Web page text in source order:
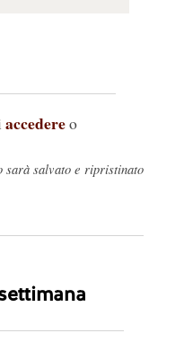
accedereo
sarà salvato e ripristinato